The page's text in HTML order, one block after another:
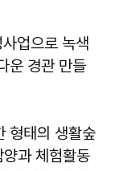
업으로 녹색
운 경관 만들
형태의 생활숲
과 체험활동